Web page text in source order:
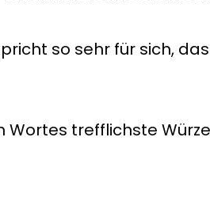
so sehr für sich,
Wortes trefflichste